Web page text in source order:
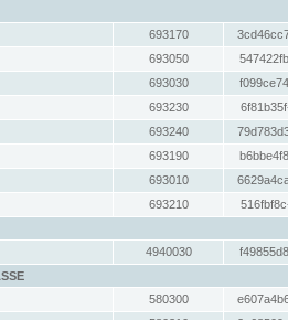
693170
693050
693030
693230
693240
693190
693010
693210
4940030
580300